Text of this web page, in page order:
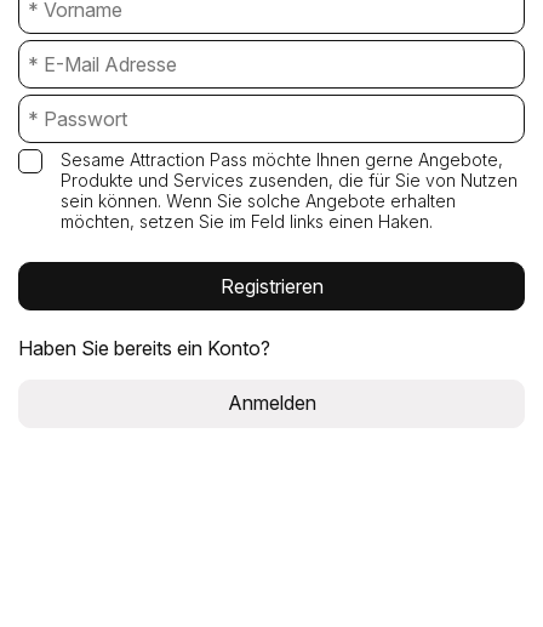
Sesame Attraction Pass möchte Ihnen gerne Angebote,
Produkte und Services zusenden, die für Sie von Nutzen
sein können. Wenn Sie solche Angebote erhalten
möchten, setzen Sie im Feld links einen Haken.
Registrieren
Haben Sie bereits ein Konto?
Anmelden